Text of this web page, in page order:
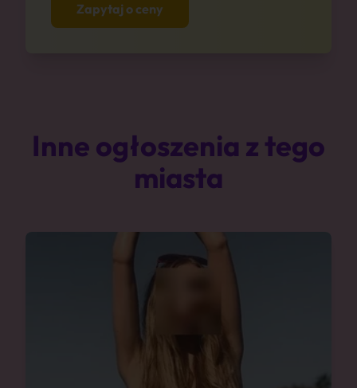
Zapytaj o ceny
Inne ogłoszenia z tego
miasta